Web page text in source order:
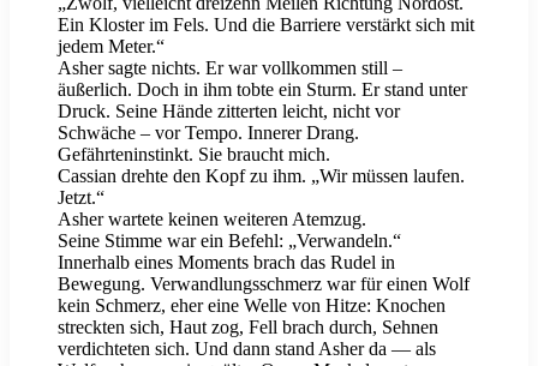
Ein Kloster im Fels. Und die Barriere verstärkt sich mit
jedem Meter.“
Asher sagte nichts. Er war vollkommen still –
äußerlich. Doch in ihm tobte ein Sturm. Er stand unter
Druck. Seine Hände zitterten leicht, nicht vor
Schwäche – vor Tempo. Innerer Drang.
Gefährteninstinkt. Sie braucht mich.
Cassian drehte den Kopf zu ihm. „Wir müssen laufen.
Jetzt.“
Asher wartete keinen weiteren Atemzug.
Seine Stimme war ein Befehl: „Verwandeln.“
Innerhalb eines Moments brach das Rudel in
Bewegung. Verwandlungsschmerz war für einen Wolf
kein Schmerz, eher eine Welle von Hitze: Knochen
streckten sich, Haut zog, Fell brach durch, Sehnen
verdichteten sich. Und dann stand Asher da — als